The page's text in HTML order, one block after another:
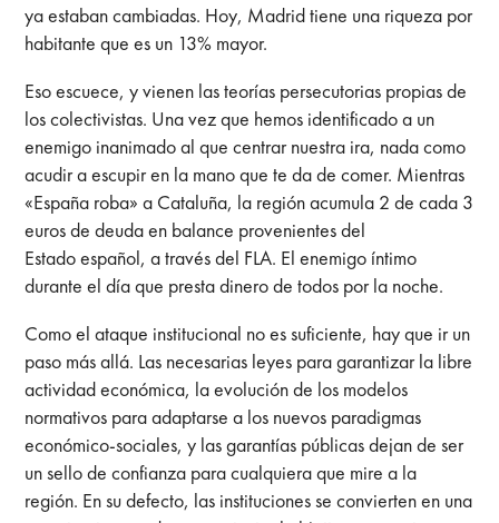
ya estaban cambiadas. Hoy, Madrid tiene una riqueza por
habitante que es un 13% mayor.
Eso escuece, y vienen las teorías persecutorias propias de
los colectivistas. Una vez que hemos identificado a un
enemigo inanimado al que centrar nuestra ira, nada como
acudir a escupir en la mano que te da de comer. Mientras
«España roba» a Cataluña, la región acumula 2 de cada 3
euros de deuda en balance provenientes del
Estado español, a través del FLA. El enemigo íntimo
durante el día que presta dinero de todos por la noche.
Como el ataque institucional no es suficiente, hay que ir un
paso más allá. Las necesarias leyes para garantizar la libre
actividad económica, la evolución de los modelos
normativos para adaptarse a los nuevos paradigmas
económico-sociales, y las garantías públicas dejan de ser
un sello de confianza para cualquiera que mire a la
región. En su defecto, las instituciones se convierten en una